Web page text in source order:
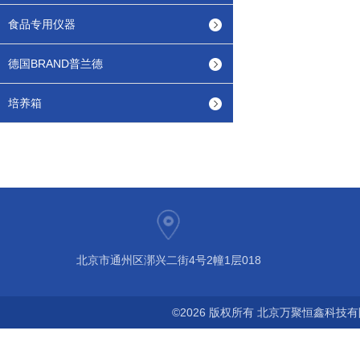
食品专用仪器
德国BRAND普兰德
培养箱
北京市通州区漷兴二街4号2幢1层018
©2026 版权所有 北京万聚恒鑫科技